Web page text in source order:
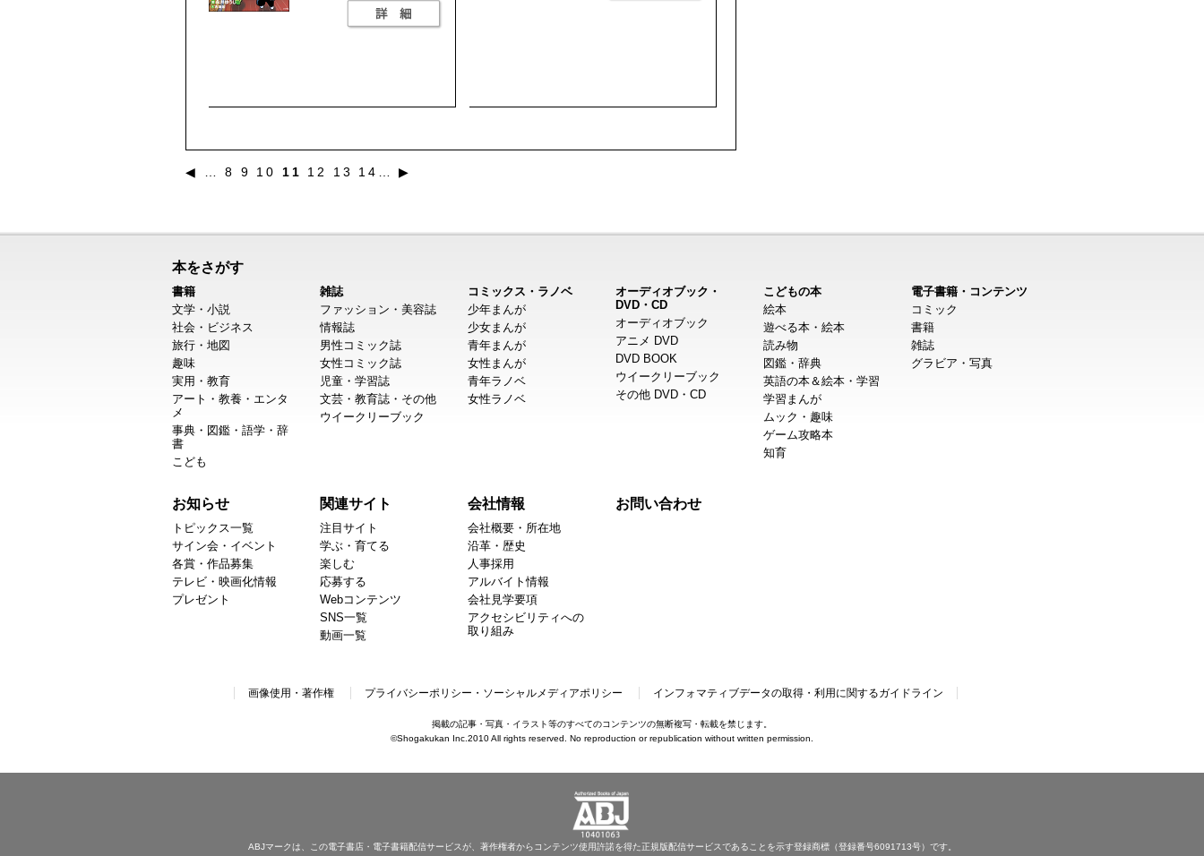
◀ …8 9 10 11 12 13 14 …▶
本をさがす
書籍
文学・小説
社会・ビジネス
旅行・地図
趣味
実用・教育
アート・教養・エンタ
メ
事典・図鑑・語学・辞
書
こども
雑誌
ファッション・美容誌
情報誌
男性コミック誌
女性コミック誌
児童・学習誌
文芸・教育誌・その他
ウイークリーブック
コミックス・ラノベ
少年まんが
少女まんが
青年まんが
女性まんが
青年ラノベ
女性ラノベ
オーディオブック・
DVD・CD
オーディオブック
アニメ DVD
DVD BOOK
ウイークリーブック
その他 DVD・CD
こどもの本
絵本
遊べる本・絵本
読み物
図鑑・辞典
英語の本＆絵本・学習
学習まんが
ムック・趣味
ゲーム攻略本
知育
電子書籍・コンテンツ
コミック
書籍
雑誌
グラビア・写真
お知らせ
トピックス一覧
サイン会・イベント
各賞・作品募集
テレビ・映画化情報
プレゼント
関連サイト
注目サイト
学ぶ・育てる
楽しむ
応募する
Webコンテンツ
SNS一覧
動画一覧
会社情報
会社概要・所在地
沿革・歴史
人事採用
アルバイト情報
会社見学要項
アクセシビリティへの
取り組み
お問い合わせ
画像使用・著作権 プライバシーポリシー・ソーシャルメディアポリシー インフォマティブデータの取得・利用に関するガイドライン
掲載の記事・写真・イラスト等のすべてのコンテンツの無断複写・転載を禁じます。
©Shogakukan Inc.2010 All rights reserved. No reproduction or republication without written permission.
ABJマークは、この電子書店・電子書籍配信サービスが、著作権者からコンテンツ使用許諾を得た正規版配信サービスであることを示す登録商標（登録番号6091713号）です。